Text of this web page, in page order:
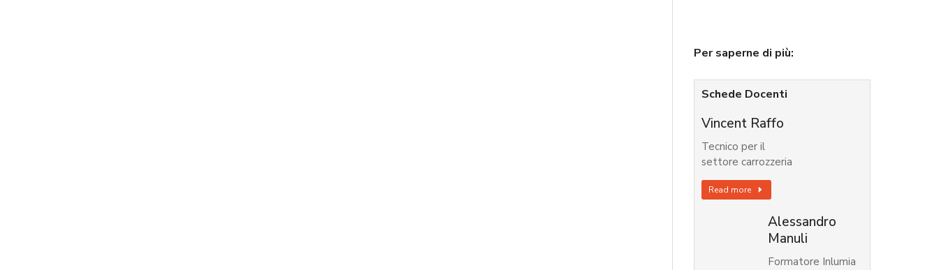
Per saperne di più:
Schede Docenti
Vincent Raffo
Tecnico per il
settore carrozzeria
Read more
Alessandro
Manuli
Formatore Inlumia